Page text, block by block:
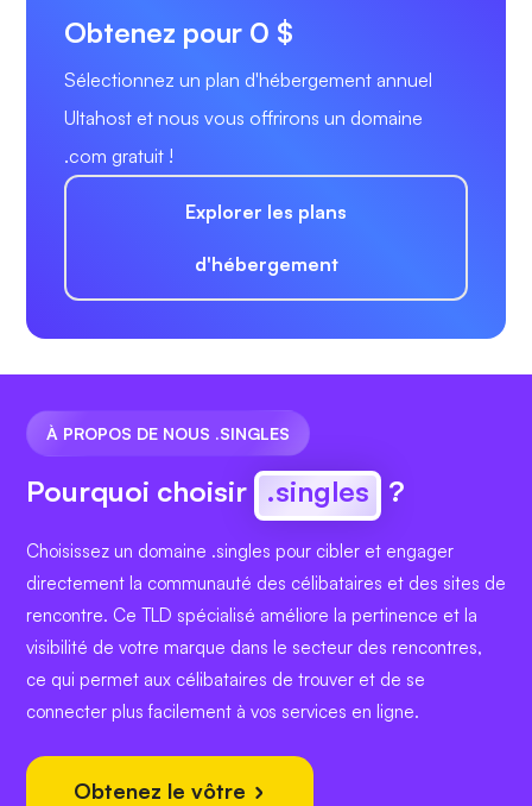
Obtenez pour 0 $
Sélectionnez un plan d'hébergement annuel
Ultahost et nous vous offrirons un domaine
.com gratuit !
Explorer les plans
d'hébergement
À PROPOS DE NOUS .SINGLES
Pourquoi choisir .singles ?
Choisissez un domaine .singles pour cibler et engager
directement la communauté des célibataires et des sites de
rencontre. Ce TLD spécialisé améliore la pertinence et la
visibilité de votre marque dans le secteur des rencontres,
ce qui permet aux célibataires de trouver et de se
connecter plus facilement à vos services en ligne.
Obtenez le vôtre